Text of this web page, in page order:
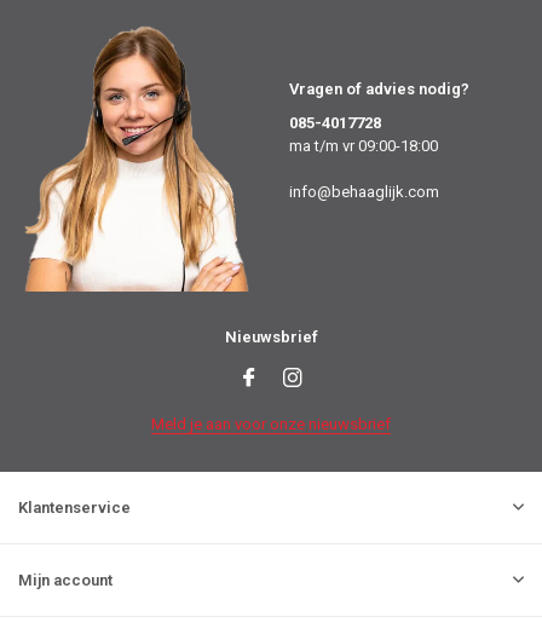
Vragen of advies nodig?
085-4017728
ma t/m vr 09:00-18:00
info@behaaglijk.com
Nieuwsbrief
Meld je aan voor onze nieuwsbrief
Klantenservice
Mijn account